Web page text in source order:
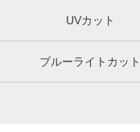
UVカット
ブルーライトカット